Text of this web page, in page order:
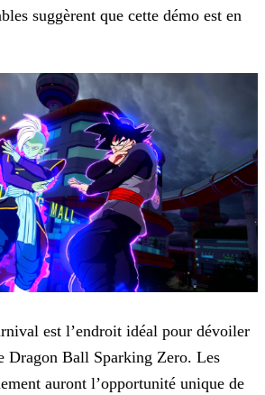
suggèrent que cette démo est en
est l’endroit idéal pour dévoiler
Dragon Ball Sparking Zero. Les
auront l’opportunité unique de